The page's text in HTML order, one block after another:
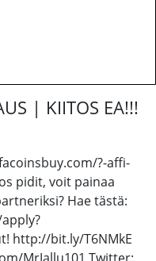
| KIITOS EA!!!
?-affi-
pidit, voit painaa
Hae tästä:
http://bit.ly/T6NMkE